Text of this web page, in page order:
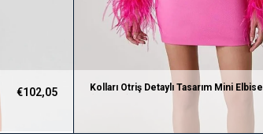
€102,05
Kolları Otriş Detaylı Tasarım Mini Elbise